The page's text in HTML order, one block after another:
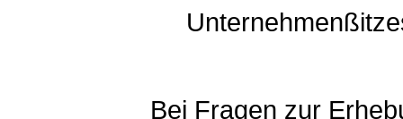
Bei Fragen zur